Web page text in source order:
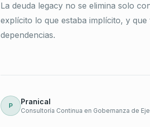
La deuda legacy no se elimina solo
explícito lo que estaba implícito, y
dependencias.
P Pranical
Consultoría Continua en Gobernanza de